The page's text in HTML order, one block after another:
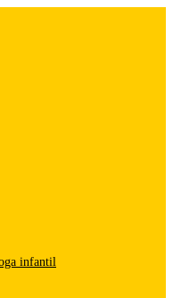
infantil